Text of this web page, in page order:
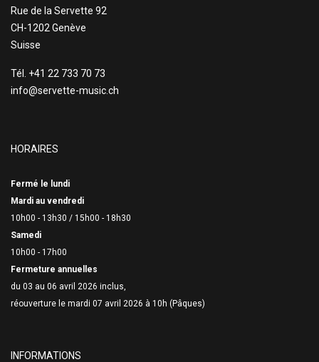
Rue de la Servette 92
CH-1202 Genève
Suisse
Tél. +41 22 733 70 73
info@servette-music.ch
HORAIRES
Fermé le lundi
Mardi au vendredi
10h00 - 13h30 / 15h00 - 18h30
Samedi
10h00 - 17h00
Fermeture annuelles
du 03 au 06 avril 2026 inclus,
réouverture le mardi 07 avril 2026 à 10h (Pâques)
INFORMATIONS